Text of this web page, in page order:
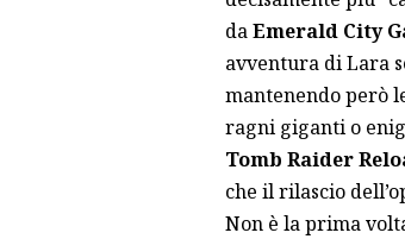
daEmerald City
avventura di Lara
mantenendo però
ragni giganti o
Tomb Raider
che il rilascio
Non è la prima